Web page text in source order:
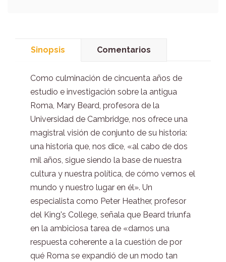
Sinopsis Comentarios
Como culminación de cincuenta años de
estudio e investigación sobre la antigua
Roma, Mary Beard, profesora de la
Universidad de Cambridge, nos ofrece una
magistral visión de conjunto de su historia:
una historia que, nos dice, «al cabo de dos
mil años, sigue siendo la base de nuestra
cultura y nuestra política, de cómo vemos el
mundo y nuestro lugar en él». Un
especialista como Peter Heather, profesor
del King's College, señala que Beard triunfa
en la ambiciosa tarea de «darnos una
respuesta coherente a la cuestión de por
qué Roma se expandió de un modo tan